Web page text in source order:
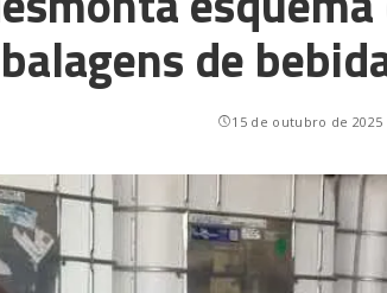
de
15 de outubro de 2025